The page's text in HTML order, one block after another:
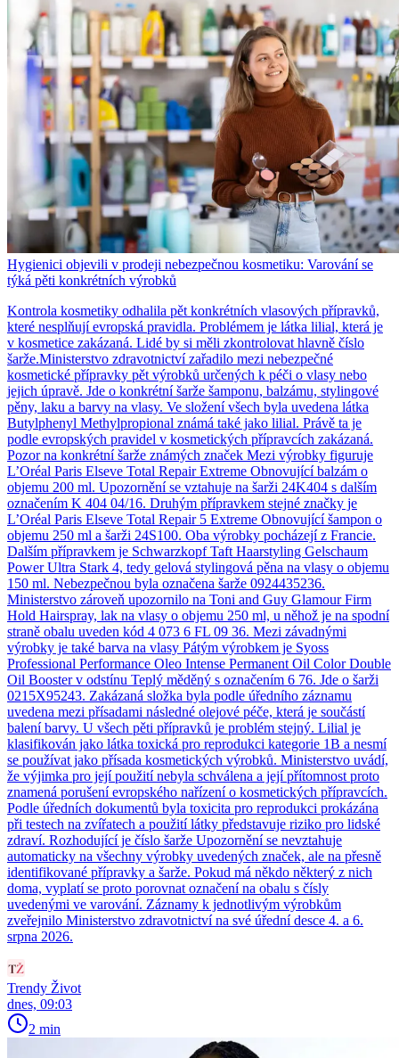
Hygienici objevili v prodeji nebezpečnou kosmetiku: Varování se
týká pěti konkrétních výrobků
Kontrola kosmetiky odhalila pět konkrétních vlasových přípravků,
které nesplňují evropská pravidla. Problémem je látka lilial, která je
v kosmetice zakázaná. Lidé by si měli zkontrolovat hlavně číslo
šarže.Ministerstvo zdravotnictví zařadilo mezi nebezpečné
kosmetické přípravky pět výrobků určených k péči o vlasy nebo
jejich úpravě. Jde o konkrétní šarže šamponu, balzámu, stylingové
pěny, laku a barvy na vlasy. Ve složení všech byla uvedena látka
Butylphenyl Methylpropional známá také jako lilial. Právě ta je
podle evropských pravidel v kosmetických přípravcích zakázaná.
Pozor na konkrétní šarže známých značek Mezi výrobky figuruje
L’Oréal Paris Elseve Total Repair Extreme Obnovující balzám o
objemu 200 ml. Upozornění se vztahuje na šarži 24K404 s dalším
označením K 404 04/16. Druhým přípravkem stejné značky je
L’Oréal Paris Elseve Total Repair 5 Extreme Obnovující šampon o
objemu 250 ml a šarži 24S100. Oba výrobky pocházejí z Francie.
Dalším přípravkem je Schwarzkopf Taft Haarstyling Gelschaum
Power Ultra Stark 4, tedy gelová stylingová pěna na vlasy o objemu
150 ml. Nebezpečnou byla označena šarže 0924435236.
Ministerstvo zároveň upozornilo na Toni and Guy Glamour Firm
Hold Hairspray, lak na vlasy o objemu 250 ml, u něhož je na spodní
straně obalu uveden kód 4 073 6 FL 09 36. Mezi závadnými
výrobky je také barva na vlasy Pátým výrobkem je Syoss
Professional Performance Oleo Intense Permanent Oil Color Double
Oil Booster v odstínu Teplý měděný s označením 6 76. Jde o šarži
0215X95243. Zakázaná složka byla podle úředního záznamu
uvedena mezi přísadami následné olejové péče, která je součástí
balení barvy. U všech pěti přípravků je problém stejný. Lilial je
klasifikován jako látka toxická pro reprodukci kategorie 1B a nesmí
se používat jako přísada kosmetických výrobků. Ministerstvo uvádí,
že výjimka pro její použití nebyla schválena a její přítomnost proto
znamená porušení evropského nařízení o kosmetických přípravcích.
Podle úředních dokumentů byla toxicita pro reprodukci prokázána
při testech na zvířatech a použití látky představuje riziko pro lidské
zdraví. Rozhodující je číslo šarže Upozornění se nevztahuje
automaticky na všechny výrobky uvedených značek, ale na přesně
identifikované přípravky a šarže. Pokud má někdo některý z nich
doma, vyplatí se proto porovnat označení na obalu s čísly
uvedenými ve varování. Záznamy k jednotlivým výrobkům
zveřejnilo Ministerstvo zdravotnictví na své úřední desce 4. a 6.
srpna 2026.
Trendy Život
dnes, 09:03
2 min